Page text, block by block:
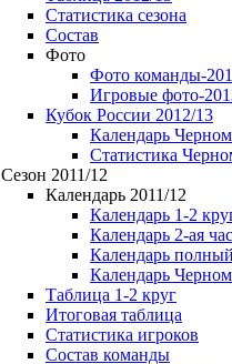
Статистика сезона
Состав
Фото
Фото команды-
Игровые фото-
Кубок России 2012/13
Календарь
Статистика
Сезон 2011/12
Календарь 2011/12
Календарь 1-2
Календарь 2-ая
Календарь полный
Календарь
Таблица 1-2 круг
Итоговая таблица
Статистика игроков
Состав команды